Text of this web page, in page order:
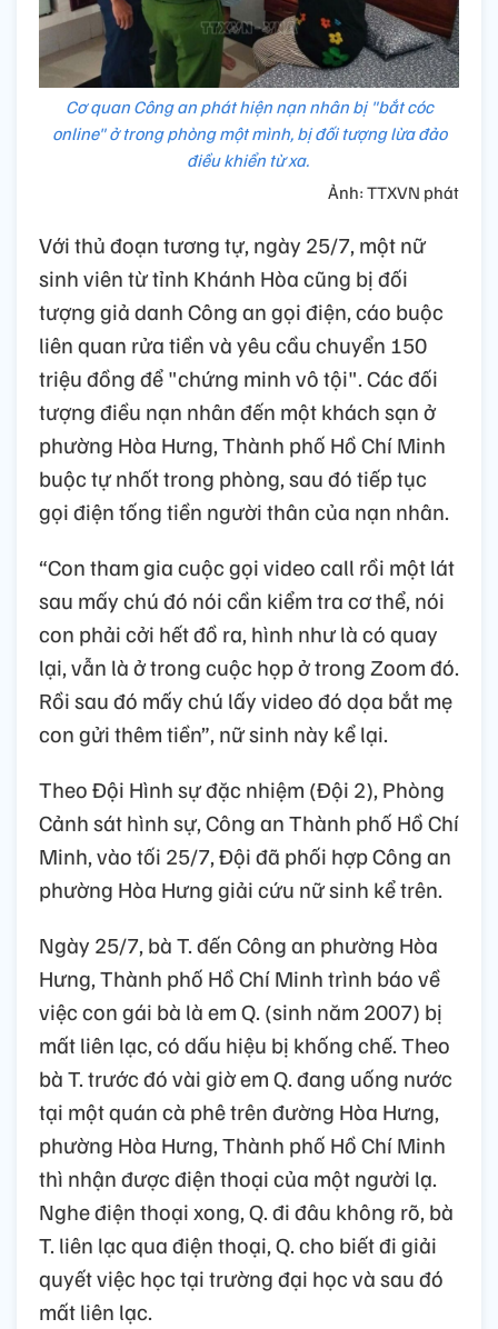
Cơ quan Công an phát hiện nạn nhân bị "bắt cóc
online" ở trong phòng một mình, bị đối tượng lừa đảo
điều khiển từ xa.
Ảnh: TTXVN phát
Với thủ đoạn tương tự, ngày 25/7, một nữ
sinh viên từ tỉnh Khánh Hòa cũng bị đối
tượng giả danh Công an gọi điện, cáo buộc
liên quan rửa tiền và yêu cầu chuyển 150
triệu đồng để "chứng minh vô tội". Các đối
tượng điều nạn nhân đến một khách sạn ở
phường Hòa Hưng, Thành phố Hồ Chí Minh
buộc tự nhốt trong phòng, sau đó tiếp tục
gọi điện tống tiền người thân của nạn nhân.
“Con tham gia cuộc gọi video call rồi một lát
sau mấy chú đó nói cần kiểm tra cơ thể, nói
con phải cởi hết đồ ra, hình như là có quay
lại, vẫn là ở trong cuộc họp ở trong Zoom đó.
Rồi sau đó mấy chú lấy video đó dọa bắt mẹ
con gửi thêm tiền”, nữ sinh này kể lại.
Theo Đội Hình sự đặc nhiệm (Đội 2), Phòng
Cảnh sát hình sự, Công an Thành phố Hồ Chí
Minh, vào tối 25/7, Đội đã phối hợp Công an
phường Hòa Hưng giải cứu nữ sinh kể trên.
Ngày 25/7, bà T. đến Công an phường Hòa
Hưng, Thành phố Hồ Chí Minh trình báo về
việc con gái bà là em Q. (sinh năm 2007) bị
mất liên lạc, có dấu hiệu bị khống chế. Theo
bà T. trước đó vài giờ em Q. đang uống nước
tại một quán cà phê trên đường Hòa Hưng,
phường Hòa Hưng, Thành phố Hồ Chí Minh
thì nhận được điện thoại của một người lạ.
Nghe điện thoại xong, Q. đi đâu không rõ, bà
T. liên lạc qua điện thoại, Q. cho biết đi giải
quyết việc học tại trường đại học và sau đó
mất liên lạc.